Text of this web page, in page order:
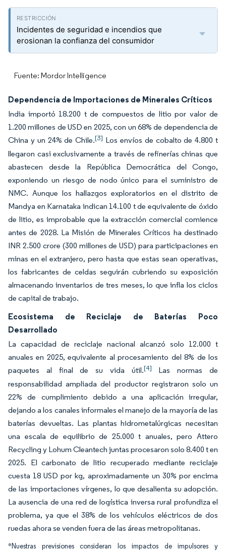
Incidentes de seguridad e incendios que
erosionan la confianza del consumidor
Fuente: Mordor Intelligence
Dependencia de Importaciones de Minerales Críticos
India importó 18.200 t de compuestos de litio por valor de
1.200 millones de USD en 2025, con un 68% de dependencia de
China y un 24% de Chile.[3] Los envíos de cobalto de 4.800 t
llegaron casi exclusivamente a través de refinerías chinas que
abastecen desde la República Democrática del Congo,
exponiendo un riesgo de nodo único para el suministro de
NMC. Aunque los hallazgos exploratorios en el distrito de
Mandya en Karnataka indican 14.100 t de equivalente de óxido
de litio, es improbable que la extracción comercial comience
antes de 2028. La Misión de Minerales Críticos ha destinado
INR 2.500 crore (300 millones de USD) para participaciones en
minas en el extranjero, pero hasta que estas sean operativas,
los fabricantes de celdas seguirán cubriendo su exposición
almacenando inventarios de tres meses, lo que infla los ciclos
de capital de trabajo.
Ecosistema de Reciclaje de Baterías Poco
Desarrollado
La capacidad de reciclaje nacional alcanzó solo 12.000 t
anuales en 2025, equivalente al procesamiento del 8% de los
paquetes al final de su vida útil.[4] Las normas de
responsabilidad ampliada del productor registraron solo un
22% de cumplimiento debido a una aplicación irregular,
dejando a los canales informales el manejo de la mayoría de las
baterías devueltas. Las plantas hidrometalúrgicas necesitan
una escala de equilibrio de 25.000 t anuales, pero Attero
Recycling y Lohum Cleantech juntas procesaron solo 8.400 t en
2025. El carbonato de litio recuperado mediante reciclaje
cuesta 18 USD por kg, aproximadamente un 30% por encima
de las importaciones vírgenes, lo que desalienta su adopción.
La ausencia de una red de logística inversa rural profundiza el
problema, ya que el 38% de los vehículos eléctricos de dos
ruedas ahora se venden fuera de las áreas metropolitanas.
*Nuestras previsiones consideran los impactos de impulsores y